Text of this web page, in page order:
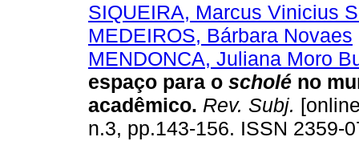
SIQUEIRA, Marcus Vinicius
MEDEIROS, Bárbara Novaes
MENDONCA, Juliana Moro
espaço para o scholé no
acadêmico. Rev. Subj.
n.3, pp.143-156. ISSN 2359-